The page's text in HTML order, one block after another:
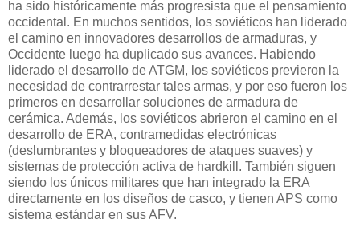
ha sido históricamente más progresista que el pensamiento
occidental. En muchos sentidos, los soviéticos han liderado
el camino en innovadores desarrollos de armaduras, y
Occidente luego ha duplicado sus avances. Habiendo
liderado el desarrollo de ATGM, los soviéticos previeron la
necesidad de contrarrestar tales armas, y por eso fueron los
primeros en desarrollar soluciones de armadura de
cerámica. Además, los soviéticos abrieron el camino en el
desarrollo de ERA, contramedidas electrónicas
(deslumbrantes y bloqueadores de ataques suaves) y
sistemas de protección activa de hardkill. También siguen
siendo los únicos militares que han integrado la ERA
directamente en los diseños de casco, y tienen APS como
sistema estándar en sus AFV.